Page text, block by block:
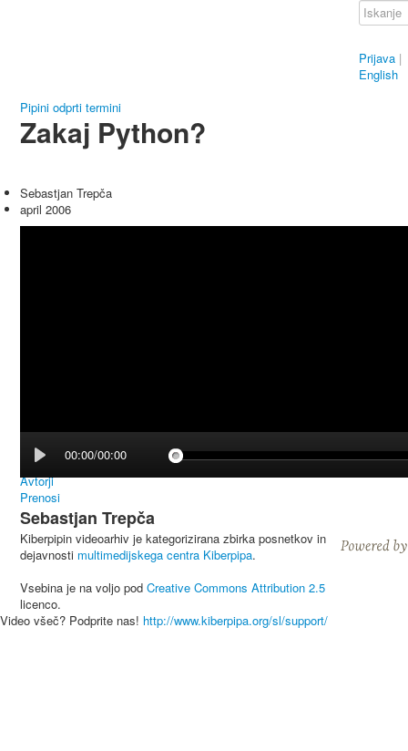
Prijava |
English
Pipini odprti termini
Zakaj Python?
Sebastjan Trepča
april 2006
00:00/00:00
Avtorji
Prenosi
Sebastjan Trepča
Kiberpipin videoarhiv je kategorizirana zbirka posnetkov in
dejavnosti multimedijskega centra Kiberpipa.
Vsebina je na voljo pod Creative Commons Attribution 2.5
licenco.
Video všeč? Podprite nas! http://www.kiberpipa.org/sl/support/